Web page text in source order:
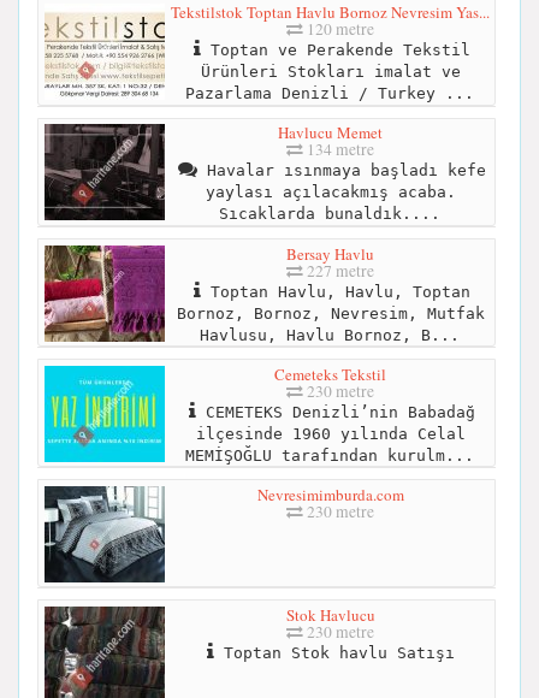
Tekstilstok Toptan Havlu Bornoz Nevresim Yas...
120 metre
Toptan ve Perakende Tekstil
Ürünleri Stokları imalat ve
Pazarlama Denizli / Turkey ...
Havlucu Memet
134 metre
Havalar ısınmaya başladı kefe
yaylası açılacakmış acaba.
Sıcaklarda bunaldık....
Bersay Havlu
227 metre
Toptan Havlu, Havlu, Toptan
Bornoz, Bornoz, Nevresim, Mutfak
Havlusu, Havlu Bornoz, B...
Cemeteks Tekstil
230 metre
CEMETEKS Denizli’nin Babadağ
ilçesinde 1960 yılında Celal
MEMİŞOĞLU tarafından kurulm...
Nevresimimburda.com
230 metre
Stok Havlucu
230 metre
Toptan Stok havlu Satışı